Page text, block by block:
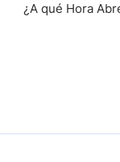
¿A qué Hora